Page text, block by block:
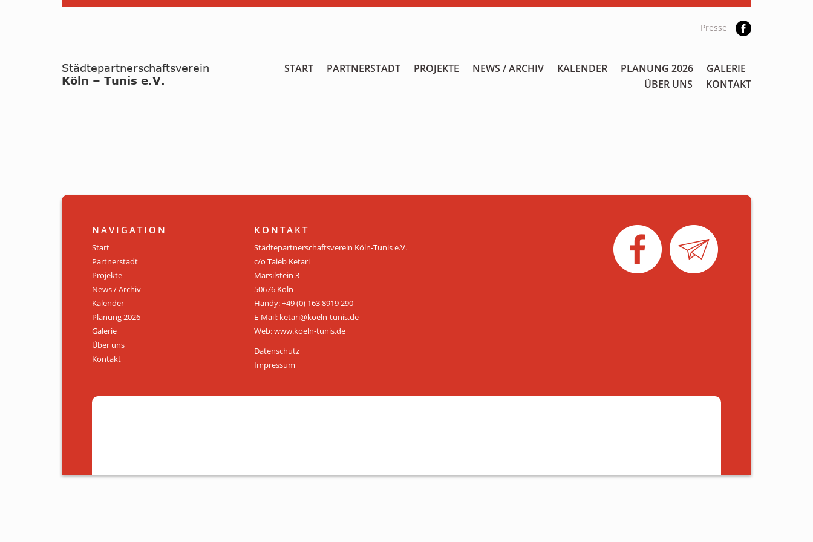
Presse
START PARTNERSTADT PROJEKTE NEWS / ARCHIV KALENDER PLANUNG 2026
GALERIE
ÜBER UNS
KONTAKT
NAVIGATION
Start
Partnerstadt
Projekte
News / Archiv
Kalender
Planung 2026
Galerie
Über uns
Kontakt
KONTAKT
Städtepartnerschaftsverein Köln-Tunis e.V.
c/o Taieb Ketari
Marsilstein 3
50676 Köln
Handy: +49 (0) 163 8919 290
E-Mail: ketari@koeln-tunis.de
Web: www.koeln-tunis.de
Datenschutz
Impressum
KALENDER